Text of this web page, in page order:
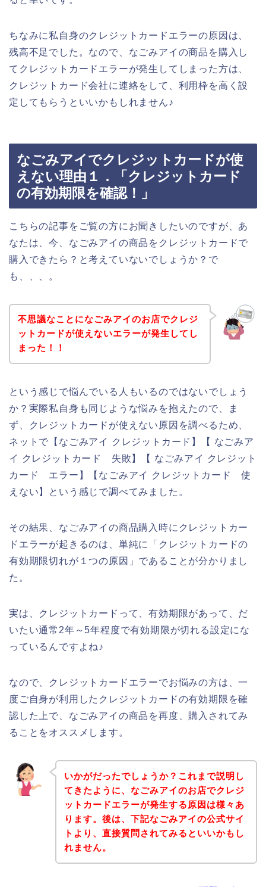
ちなみに私自身のクレジットカードエラーの原因は、
残高不足でした。なので、なごみアイの商品を購入し
てクレジットカードエラーが発生してしまった方は、
クレジットカード会社に連絡をして、利用枠を高く設
定してもらうといいかもしれません♪
なごみアイでクレジットカードが使
えない理由１．「クレジットカード
の有効期限を確認！」
こちらの記事をご覧の方にお聞きしたいのですが、あ
なたは、今、なごみアイの商品をクレジットカードで
購入できたら？と考えていないでしょうか？で
も、、、。
不思議なことになごみアイのお店でクレジ
ットカードが使えないエラーが発生してし
まった！！
という感じで悩んでいる人もいるのではないでしょう
か？実際私自身も同じような悩みを抱えたので、ま
ず、クレジットカードが使えない原因を調べるため、
ネットで【なごみアイ クレジットカード】【 なごみア
イ クレジットカード 失敗】【 なごみアイ クレジット
カード エラー】【なごみアイ クレジットカード 使
えない】という感じで調べてみました。
その結果、なごみアイの商品購入時にクレジットカー
ドエラーが起きるのは、単純に「クレジットカードの
有効期限切れが１つの原因」であることが分かりまし
た。
実は、クレジットカードって、有効期限があって、だ
いたい通常2年～5年程度で有効期限が切れる設定にな
っているんですよね♪
なので、クレジットカードエラーでお悩みの方は、一
度ご自身が利用したクレジットカードの有効期限を確
認した上で、なごみアイの商品を再度、購入されてみ
ることをオススメします。
いかがだったでしょうか？これまで説明し
てきたように、なごみアイのお店でクレジ
ットカードエラーが発生する原因は様々あ
ります。後は、下記なごみアイの公式サイ
トより、直接質問されてみるといいかもし
れません。